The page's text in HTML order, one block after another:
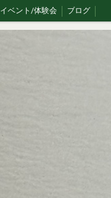
イベント/体験会 ブログ